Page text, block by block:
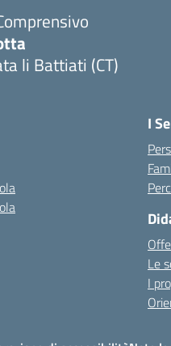
li Battiati (CT)
I
Le
I